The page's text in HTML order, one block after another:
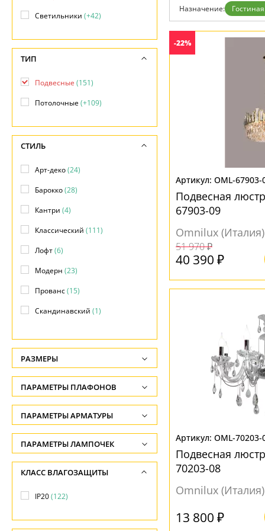
Дизайнерам
Бренды
Назначение: Гостиная
-22%
OML-67903-
Подвесная
67903-09
Omnilux (Италия)
51 970 ₽
40 390 ₽
OML-70203-
Подвесная
70203-08
Omnilux (Италия)
13 800 ₽
Светильники (+42)
ТИП
Подвесные (151)
Потолочные(+109)
СТИЛЬ
Арт-деко(24)
Барокко(28)
Кантри (4)
Классический (111)
Лофт(6)
Модерн (23)
Прованс(15)
Скандинавский (1)
РАЗМЕРЫ
Высота, см
-
Длина подвеса, см
-
Ширина, см
-
Диаметр, см
ПАРАМЕТРЫ ПЛАФОНОВ
ФОРМА ПЛАФОНА
Без плафона(23)
Декоративный(11)
Конус(36)
Цветок(1)
ПАРАМЕТРЫ АРМАТУРЫ
ЦВЕТ АРМАТУРЫ
Бежевый(2)
ПАРАМЕТРЫ ЛАМПОЧЕК
Количество ламп
-
Общая мощность ламп
-
КЛАСС ВЛАГОЗАЩИТЫ
IP20(122)